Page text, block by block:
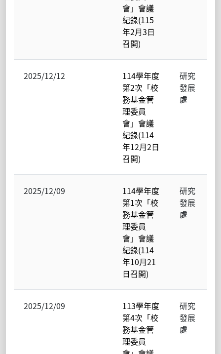
會」會議
紀錄(115
年2月3日
召開)
2025/12/12
114學年度
第2次「校
務基金管
理委員
會」會議
紀錄(114
年12月2日
召開)
研究
發展
處
2025/12/09
114學年度
第1次「校
務基金管
理委員
會」會議
紀錄(114
年10月21
日召開)
研究
發展
處
2025/12/09
113學年度
第4次「校
務基金管
理委員
研究
發展
處